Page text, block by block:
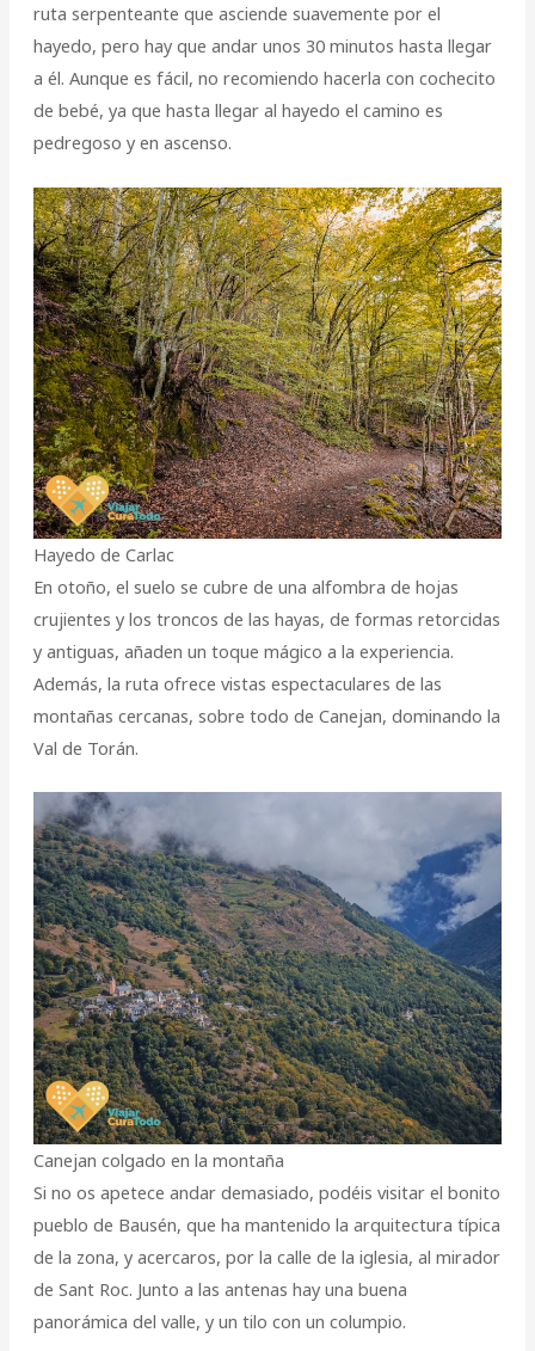
ruta serpenteante que asciende suavemente por el
hayedo, pero hay que andar unos 30 minutos hasta llegar
a él. Aunque es fácil, no recomiendo hacerla con cochecito
de bebé, ya que hasta llegar al hayedo el camino es
pedregoso y en ascenso.
Hayedo de Carlac
En otoño, el suelo se cubre de una alfombra de hojas
crujientes y los troncos de las hayas, de formas retorcidas
y antiguas, añaden un toque mágico a la experiencia.
Además, la ruta ofrece vistas espectaculares de las
montañas cercanas, sobre todo de Canejan, dominando la
Val de Torán.
Canejan colgado en la montaña
Si no os apetece andar demasiado, podéis visitar el bonito
pueblo de Bausén, que ha mantenido la arquitectura típica
de la zona, y acercaros, por la calle de la iglesia, al mirador
de Sant Roc. Junto a las antenas hay una buena
panorámica del valle, y un tilo con un columpio.